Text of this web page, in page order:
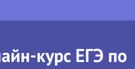
курс ЕГЭ по